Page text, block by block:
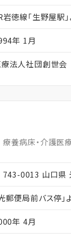
岩徳線「生野屋駅
年 1月
法人社団創世会
療養病床・介護医
743-0013 山口県
郵便局前バス停」
年 4月